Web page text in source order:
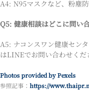
A4: N95マスクなど、粉塵
Q5: 健康相談はどこに問い
A5: ナコンスワン健康セン
はLINEでお問い合わせくだ
Photos provided by Pexels
参照記事： https://